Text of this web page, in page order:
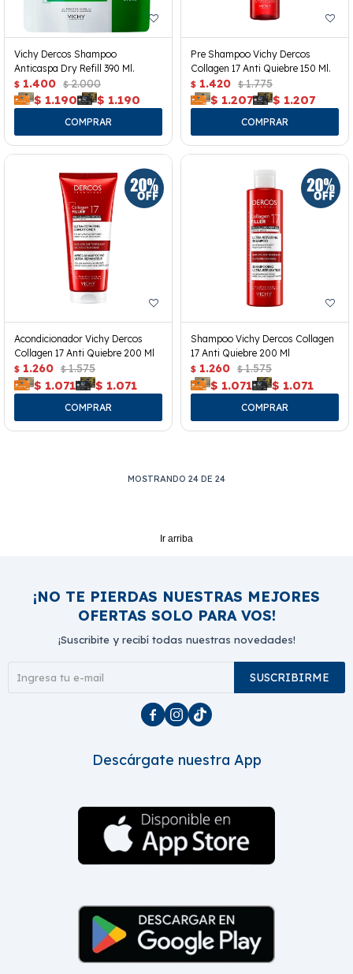
Vichy Dercos Shampoo
Anticaspa Dry Refill 390 Ml.
$ 1.400 $ 2.000
$ 1.190 $ 1.190
Pre Shampoo Vichy Dercos
Collagen 17 Anti Quiebre 150 Ml.
$ 1.420 $ 1.775
$ 1.207 $ 1.207
Acondicionador Vichy Dercos
Collagen 17 Anti Quiebre 200 Ml
$ 1.260 $ 1.575
$ 1.071 $ 1.071
Shampoo Vichy Dercos Collagen
17 Anti Quiebre 200 Ml
$ 1.260 $ 1.575
$ 1.071 $ 1.071
MOSTRANDO 24 DE 24
Ir arriba
¡NO TE PIERDAS NUESTRAS MEJORES
OFERTAS SOLO PARA VOS!
¡Suscribite y recibí todas nuestras novedades!
SUSCRIBIRME
  
Descárgate nuestra App